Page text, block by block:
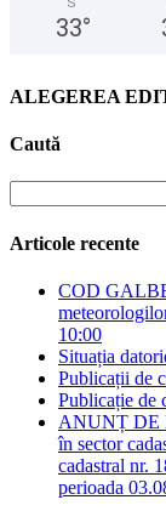
S
33°
ALEGEREA
Caută
Articole recente
COD
10:00
Situația
Publicații de
Publicație de
ANUNȚ DE
în sector
cadastral nr.
perioada